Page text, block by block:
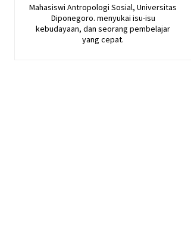
Mahasiswi Antropologi Sosial, Universitas
Diponegoro. menyukai isu-isu
kebudayaan, dan seorang pembelajar
yang cepat.